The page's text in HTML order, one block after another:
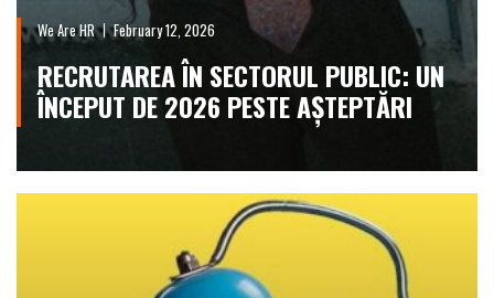
We Are HR February 12, 2026
RECRUTAREA ÎN SECTORUL PUBLIC: UN
ÎNCEPUT DE 2026 PESTE AȘTEPTĂRI